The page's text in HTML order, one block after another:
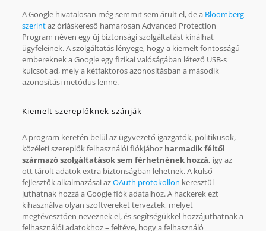
A Google hivatalosan még semmit sem árult el, de a Bloomberg
szerintaz óriáskereső hamarosan Advanced Protection
Program néven egy új biztonsági szolgáltatást kínálhat
ügyfeleinek. A szolgáltatás lényege, hogy a kiemelt fontosságú
embereknek a Google egy fizikai valóságában létező USB-s
kulcsot ad, mely a kétfaktoros azonosításban a második
azonosítási metódus lenne.
Kiemelt szereplőknek szánják
A program keretén belül az ügyvezető igazgatók, politikusok,
közéleti szereplők felhasználói fiókjához harmadik féltől
származó szolgáltatások sem férhetnének hozzá, így az
ott tárolt adatok extra biztonságban lehetnek. A külső
fejlesztők alkalmazásai azOAuth protokollon keresztül
juthatnak hozzá a Google fiók adataihoz. A hackerek ezt
kihasználva olyan szoftvereket terveztek, melyet
megtévesztően neveznek el, és segítségükkel hozzájuthatnak a
felhasználói adatokhoz – feltéve, hogy a felhasználó